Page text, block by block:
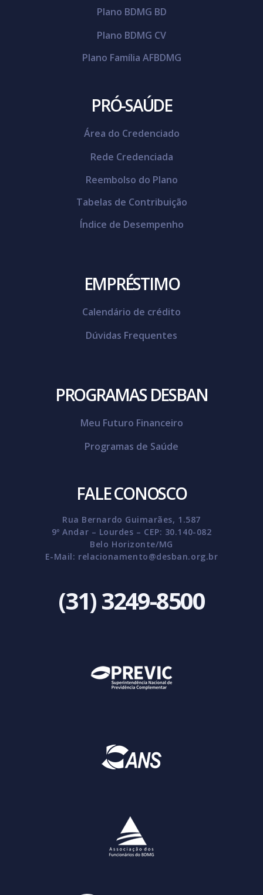
Plano BDMG BD
Plano BDMG CV
Plano Família AFBDMG
PRÓ-SAÚDE
Área do Credenciado
Rede Credenciada
Reembolso do Plano
Tabelas de Contribuição
Índice de Desempenho
EMPRÉSTIMO
Calendário de crédito
Dúvidas Frequentes
PROGRAMAS DESBAN
Meu Futuro Financeiro
Programas de Saúde
FALE CONOSCO
Rua Bernardo Guimarães, 1.587
9º Andar – Lourdes – CEP: 30.140-082
Belo Horizonte/MG
E-Mail: relacionamento@desban.org.br
(31) 3249-8500